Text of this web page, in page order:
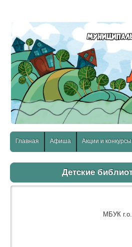
Главная Афиша Акции и конкурсы
Детские
МБУК